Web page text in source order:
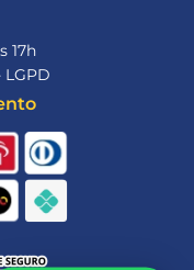
17h
que podemos